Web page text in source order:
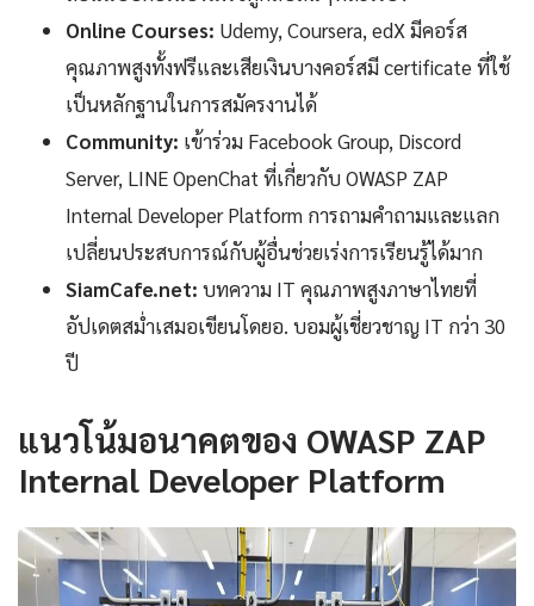
Online Courses: Udemy, Coursera, edX มีคอร์ส
คุณภาพสูงทั้งฟรีและเสียเงินบางคอร์สมี certificate ที่ใช้
เป็นหลักฐานในการสมัครงานได้
Community: เข้าร่วม Facebook Group, Discord
Server, LINE OpenChat ที่เกี่ยวกับ OWASP ZAP
Internal Developer Platform การถามคำถามและแลก
เปลี่ยนประสบการณ์กับผู้อื่นช่วยเร่งการเรียนรู้ได้มาก
SiamCafe.net: บทความ IT คุณภาพสูงภาษาไทยที่
อัปเดตสม่ำเสมอเขียนโดยอ. บอมผู้เชี่ยวชาญ IT กว่า 30
ปี
แนวโน้มอนาคตของ OWASP ZAP
Internal Developer Platform